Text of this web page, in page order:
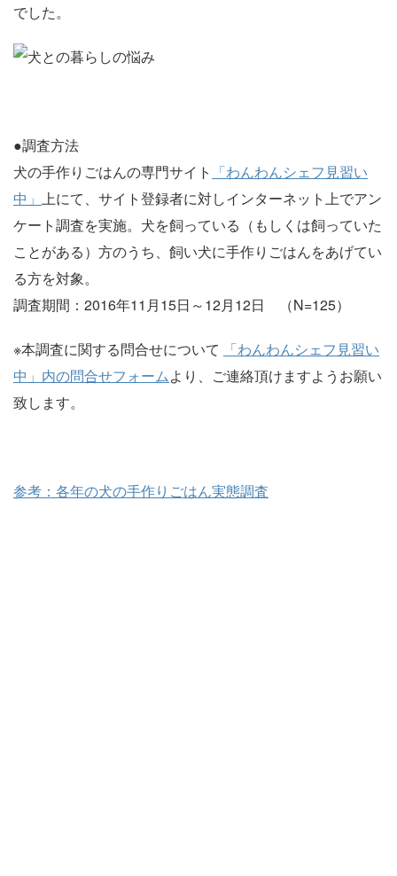
でした。
●調査方法
犬の手作りごはんの専門サイト 「わんわんシェフ見習い
中」 上にて、サイト登録者に対しインターネット上でアン
ケート調査を実施。犬を飼っている（もしくは飼っていた
ことがある）方のうち、飼い犬に手作りごはんをあげてい
る方を対象。
調査期間：2016年11月15日～12月12日 （N=125）
※本調査に関する問合せについて
「わんわんシェフ見習い
中」内の問合せフォームより、ご連絡頂けますようお願い
致します。
参考：各年の犬の手作りごはん実態調査